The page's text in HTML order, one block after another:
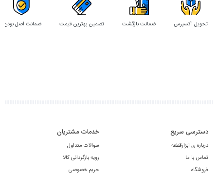
تحویل اکسپرس ضمانت بازگشت تضمین بهترین قیمت ضمانت اصل بودن
دسترسی سریع
درباره ی ابزارقطعه
تماس با ما
فروشگاه
خدمات مشتریان
سوالات متداول
رویه بازگردانی کالا
حریم خصوصی